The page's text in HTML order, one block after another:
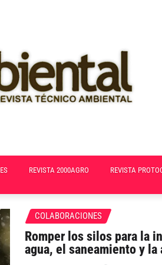
REVISTA 2000AGRO REVISTA
COLABORACIONES
Romper los silos para la
agua, el saneamiento y